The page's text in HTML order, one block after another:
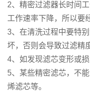
2、精密过滤器长时间
工作速率下降，所以要
3、在清洗过程中要特
坏，否则会导致过滤精
4、如发现滤芯变形或
5、某些精密滤芯，不
烯滤芯等。